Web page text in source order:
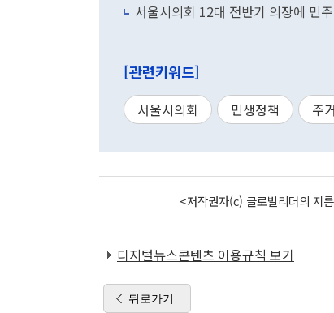
서울시의회 12대 전반기 의장에 민
[관련키워드]
서울시의회 민생정책 주
<저작권자(c) 글로벌리더의 지
디지털뉴스콘텐츠 이용규칙 보기
뒤로가기